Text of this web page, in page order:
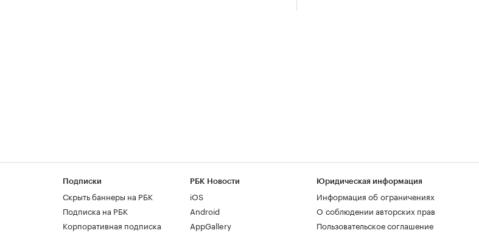
Подписки
Скрыть баннеры на РБК
Подписка на РБК
Корпоративная подписка
РБК Новости
iOS
Android
AppGallery
Юридическая информация
Информация об ограничениях
О соблюдении авторских прав
Пользовательское соглашение